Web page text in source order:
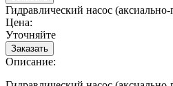
Гидравлический насос
Цена:
Уточняйте
Описание: